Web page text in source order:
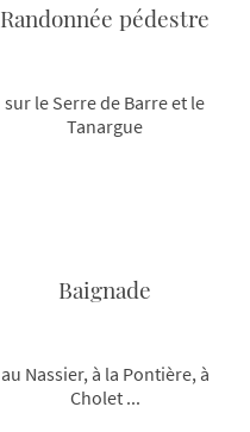
Randonnée pédestre
sur le Serre de Barre et le
Tanargue
Baignade
au Nassier, à la Pontière, à
Cholet ...